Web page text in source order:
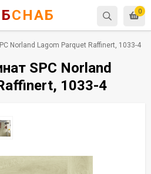
0
СНАБ
Norland Lagom Parquet Raffinert, 1033-4
SPC Norland
1033-4